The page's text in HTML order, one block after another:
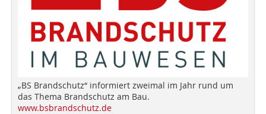
„BS Brandschutz“ informiert zweimal im Jahr rund um
das Thema Brandschutz am Bau.
www.bsbrandschutz.de